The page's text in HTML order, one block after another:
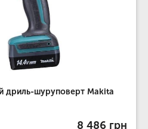
дриль-шуруповерт Makita
8 486 грн